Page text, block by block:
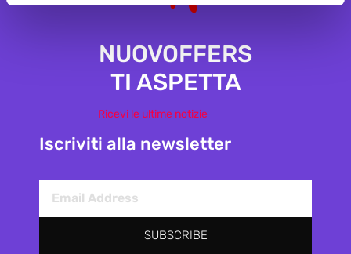
Marketing
NUOVOFFERS
TI ASPETTA
Ricevi le ultime notizie
Iscriviti alla newsletter
SUBSCRIBE